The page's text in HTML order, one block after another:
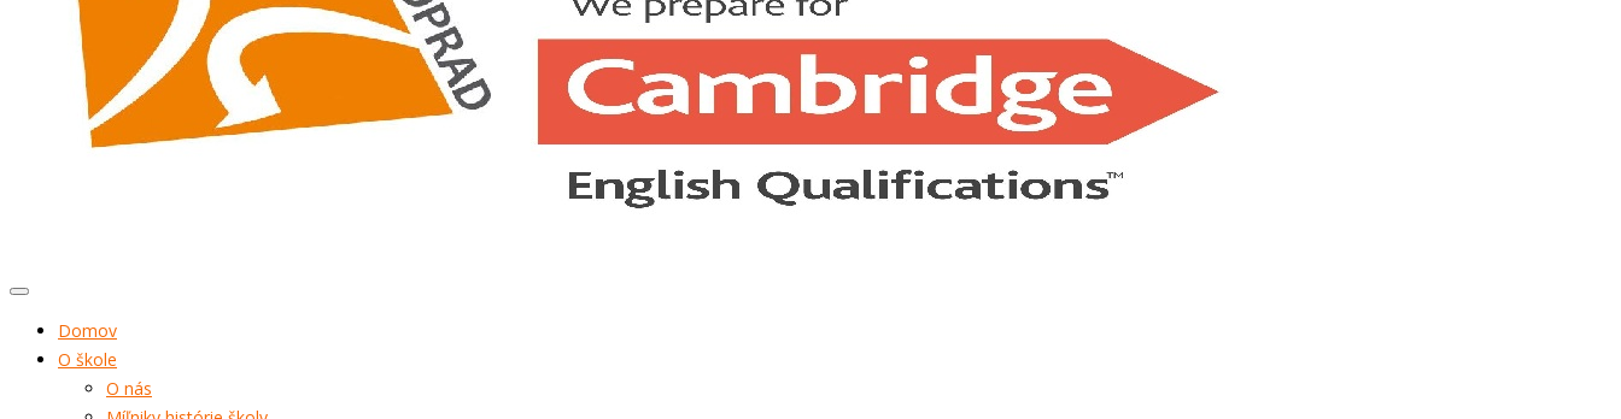
Domov
O škole
O nás